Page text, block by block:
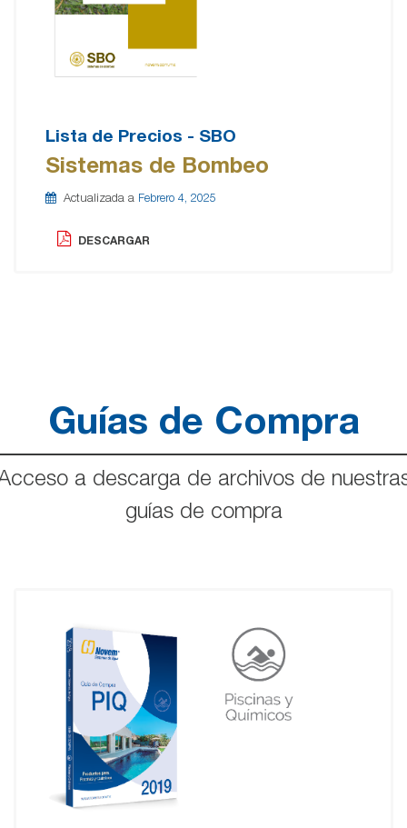
Lista de Precios - SBO
Sistemas de Bombeo
Actualizada a Febrero 4, 2025
DESCARGAR
Guías de Compra
a descarga de archivos de
guías de compra